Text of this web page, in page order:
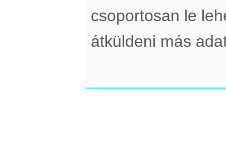
csoportosan le
átküldeni más